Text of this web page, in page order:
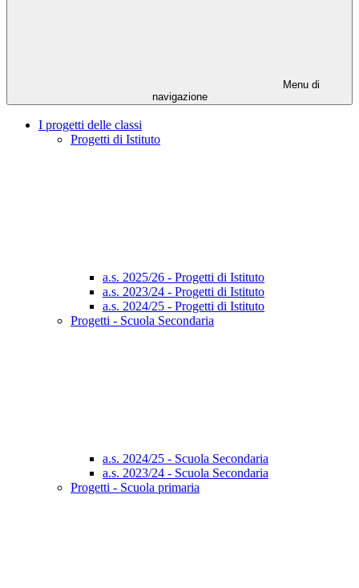
Menu di
navigazione
I progetti delle classi
Progetti di Istituto
a.s. 2025/26 - Progetti di Istituto
a.s. 2023/24 - Progetti di Istituto
a.s. 2024/25 - Progetti di Istituto
Progetti - Scuola Secondaria
a.s. 2024/25 - Scuola Secondaria
a.s. 2023/24 - Scuola Secondaria
Progetti - Scuola primaria